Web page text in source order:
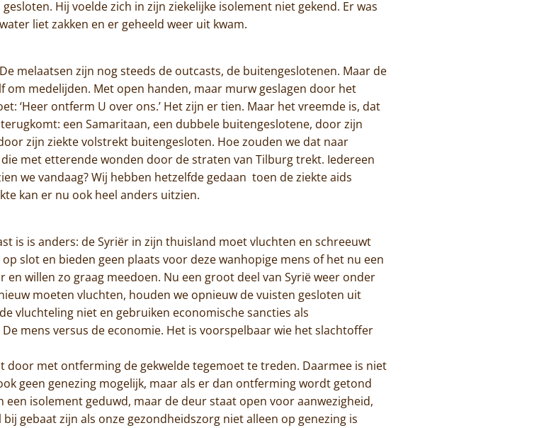
De abdij
Actueel
Monnik worden
Contact
Hij voelde zich in zijn ziekelijke isolement niet gekend. Er was
liet zakken en er geheeld weer uit kwam.
melaatsen zijn nog steeds de outcasts, de buitengeslotenen. Maar de
om medelijden. Met open handen, maar murw geslagen door het
‘Heer ontferm U over ons.’ Het zijn er tien. Maar het vreemde is, dat
een Samaritaan, een dubbele buitengeslotene, door zijn
zijn ziekte volstrekt buitengesloten. Hoe zouden we dat naar
met etterende wonden door de straten van Tilburg trekt. Iedereen
we vandaag? Wij hebben hetzelfde gedaan toen de ziekte aids
kan er nu ook heel anders uitzien.
is is anders: de Syriër in zijn thuisland moet vluchten en schreeuwt
slot en bieden geen plaats voor deze wanhopige mens of het nu een
en willen zo graag meedoen. Nu een groot deel van Syrië weer onder
moeten vluchten, houden we opnieuw de vuisten gesloten uit
vluchteling niet en gebruiken economische sancties als
mens versus de economie. Het is voorspelbaar wie het slachtoffer
door met ontferming de gekwelde tegemoet te treden. Daarmee is niet
geen genezing mogelijk, maar als er dan ontferming wordt getond
isolement geduwd, maar de deur staat open voor aanwezigheid,
gebaat zijn als onze gezondheidszorg niet alleen op genezing is